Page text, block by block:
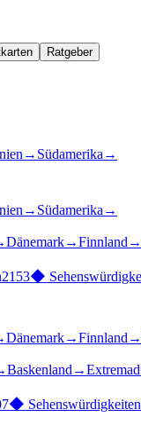
Ratgeber
→ Südamerika →
→ Südamerika →
Dänemark→Finnland →
2153◆
Dänemark→Finnland →
Baskenland →
◆ Sehenswürdigkeiten